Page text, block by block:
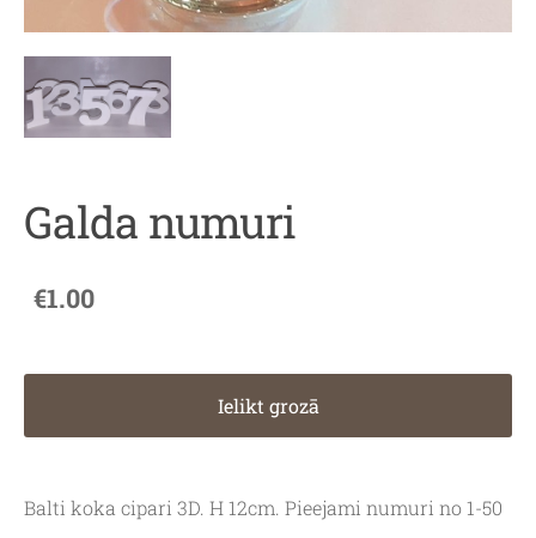
Galda numuri
€1.00
Ielikt grozā
Balti koka cipari 3D. H 12cm. Pieejami numuri no 1-50